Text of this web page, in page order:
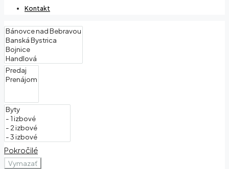
Kontakt
Pokročilé
Vymazať